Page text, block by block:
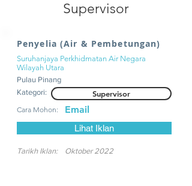
Supervisor
Penyelia (Air & Pembetungan)
Suruhanjaya Perkhidmatan Air Negara
Wilayah Utara
Pulau Pinang
Kategori:
Supervisor
Cara Mohon: Email
Lihat Iklan
Tarikh Iklan: Oktober 2022